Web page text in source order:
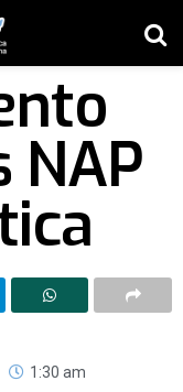
NAP
1:30 am